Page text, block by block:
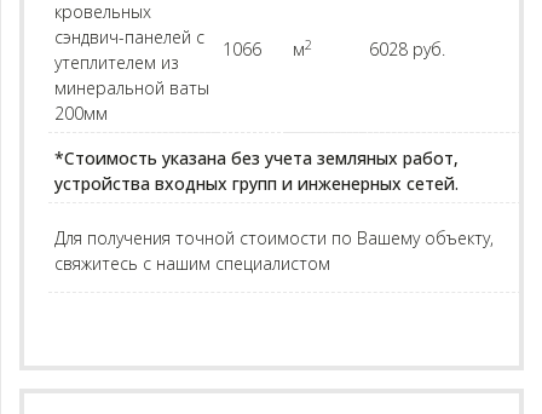
кровельных
сэндвич-панелей с
утеплителем из
минеральной ваты
200мм
1066 м2 6028 руб.
*Стоимость указана без учета земляных работ,
устройства входных групп и инженерных сетей.
Для получения точной стоимости по Вашему объекту,
свяжитесь с нашим специалистом